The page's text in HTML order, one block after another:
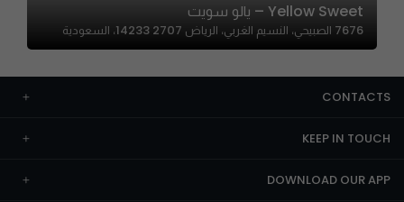
Yellow Sweet – يالو سويت
7676 الصبيحي، النسيم الغربي، الرياض 14233 2707، السعودية
CONTACTS
KEEP IN TOUCH
DOWNLOAD OUR APP